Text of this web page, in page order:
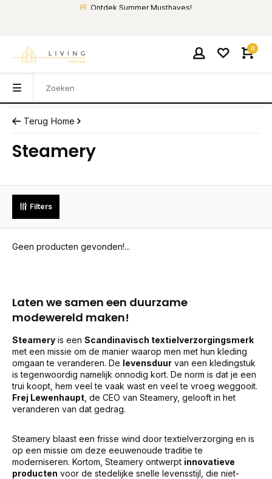
Ontdek Summer Musthaves!
0
Terug Home
Steamery
Filters
Geen producten gevonden!...
Laten we samen een duurzame
modewereld maken!
Steamery is een Scandinavisch textielverzorgingsmerk
met een missie om de manier waarop men met hun kleding
omgaan te veranderen. De levensduur van een kledingstuk
is tegenwoordig namelijk onnodig kort. De norm is dat je een
trui koopt, hem veel te vaak wast en veel te vroeg weggooit.
Frej Lewenhaupt , de CEO van Steamery, gelooft in het
veranderen van dat gedrag.
Steamery blaast een frisse wind door textielverzorging en is
op een missie om deze eeuwenoude traditie te
moderniseren. Kortom, Steamery ontwerpt innovatieve
producten voor de stedelijke snelle levensstijl, die niet-